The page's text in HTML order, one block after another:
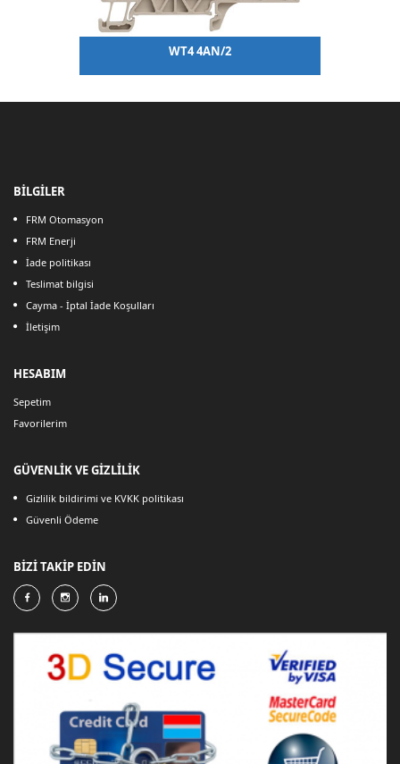
WT4 4AN/2
BİLGİLER
FRM Otomasyon
FRM Enerji
İade politikası
Teslimat bilgisi
Cayma - İptal İade Koşulları
İletişim
HESABIM
Sepetim
Favorilerim
GÜVENLİK VE GİZLİLİK
Gizlilik bildirimi ve KVKK politikası
Güvenli Ödeme
BİZİ TAKİP EDİN